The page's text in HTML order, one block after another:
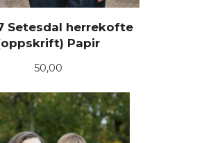
Setesdal herrekofte
Papir
Pris
50,00